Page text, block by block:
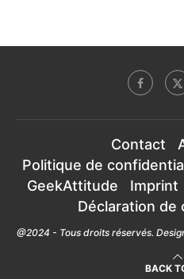
Contact
Politique de
GeekAttitude
Imprint
Déclaration de
@2024 - Tous droits réservés.
BACK